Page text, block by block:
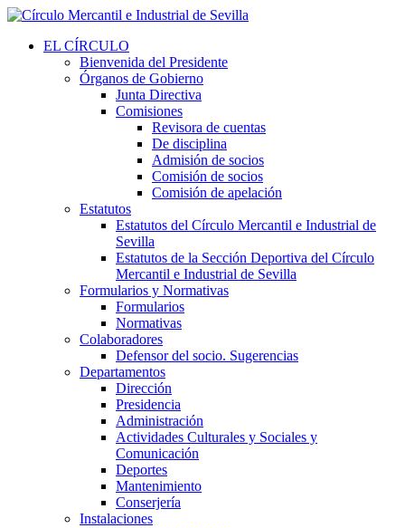
EL CÍRCULO
Bienvenida del Presidente
Órganos de Gobierno
Junta Directiva
Comisiones
Revisora de cuentas
De disciplina
Admisión de socios
Comisión de socios
Comisión de apelación
Estatutos
Estatutos del Círculo Mercantil e Industrial de
Sevilla
Estatutos de la Sección Deportiva del Círculo
Mercantil e Industrial de Sevilla
Formularios y Normativas
Formularios
Normativas
Colaboradores
Defensor del socio. Sugerencias
Departamentos
Dirección
Presidencia
Administración
Actividades Culturales y Sociales y
Comunicación
Deportes
Mantenimiento
Conserjería
Instalaciones